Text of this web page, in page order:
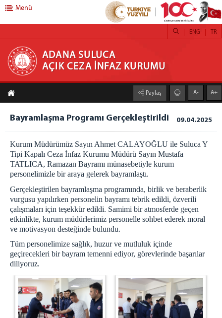
ADANA SULUCA AÇIK CEZA İNFAZ KURUMU
Kurumumuz
Emanet Para Birimi
Emanet Eşya Birimi
Psiko-sosyal Birimi
Eğitim Birimi
Sağlık Birimi
Atölyeler
Menü
ADANA SULUCA
AÇIK CEZA İNFAZ KURUMU
TR
ENG
Paylaş A- A+
Bayramlaşma Programı Gerçekleştirildi 09.04.2025
Kurum Müdürümüz Sayın Ahmet CALAYOĞLU ile Suluca Y
Tipi Kapalı Ceza İnfaz Kurumu Müdürü Sayın Mustafa
TATLICA, Ramazan Bayramı münasebetiyle kurum
personelimizle bir araya gelerek bayramlaştı.
Gerçekleştirilen bayramlaşma programında, birlik ve beraberlik
vurgusu yapılırken personelin bayramı tebrik edildi, özverili
çalışmaları için teşekkür edildi. Samimi bir atmosferde geçen
etkinlikte, kurum müdürlerimiz personelle sohbet ederek moral
ve motivasyon desteğinde bulundu.
Tüm personelimize sağlık, huzur ve mutluluk içinde
geçirecekleri bir bayram temenni ediyor, görevlerinde başarılar
diliyoruz.